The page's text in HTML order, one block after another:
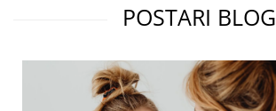
POSTARI BLOG